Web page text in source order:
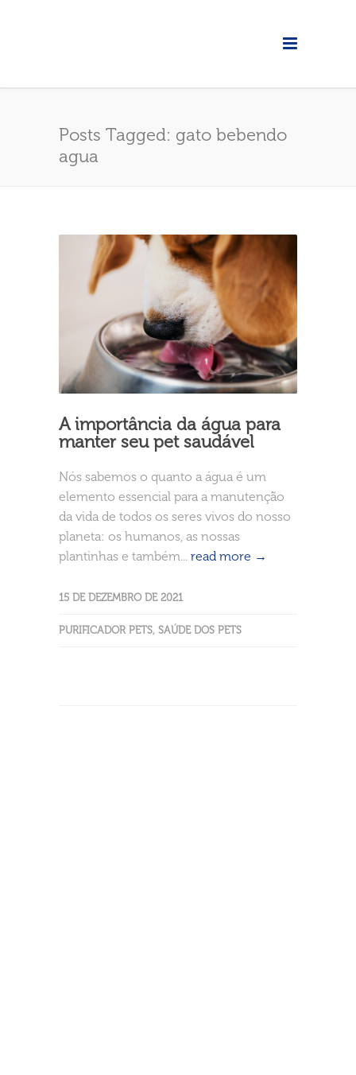
Posts Tagged: gato bebendo
agua
A importância da água para
manter seu pet saudável
Nós sabemos o quanto a água é um
elemento essencial para a manutenção
da vida de todos os seres vivos do nosso
planeta: os humanos, as nossas
plantinhas e também... read more →
15 DE DEZEMBRO DE 2021
PURIFICADOR PETS, SAÚDE DOS PETS